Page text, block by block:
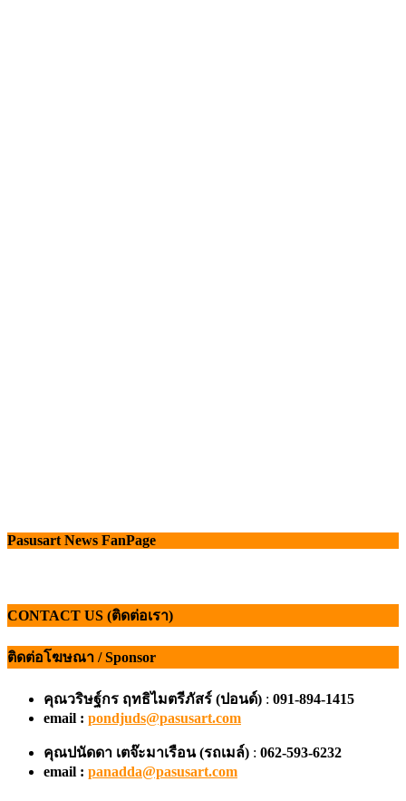
Pasusart News FanPage
CONTACT US (ติดต่อเรา)
ติดต่อโฆษณา / Sponsor
คุณวริษฐ์กร ฤทธิไมตรีภัสร์ (ปอนด์) : 091-894-1415
email : pondjuds@pasusart.com
คุณปนัดดา เตจ๊ะมาเรือน (รถเมล์) : 062-593-6232
email : panadda@pasusart.com